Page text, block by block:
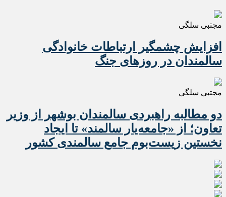
مجتبی سلگی
افزایش چشمگیر ارتباطات خانوادگی
سالمندان در روزهای جنگ
مجتبی سلگی
دو مطالبه راهبردی سالمندان بوشهر از وزیر
تعاون؛ از «جامعه‌یار سالمند» تا ایجاد
نخستین زیست‌بوم جامع سالمندی کشور